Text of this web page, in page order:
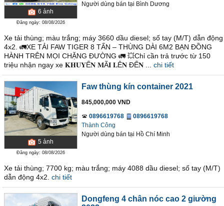
6 ảnh
Đăng ngày: 08/08/2026
Người dùng bán tại Bình Dương
Xe tải thùng; màu trắng; máy 3660 dầu diesel; số tay (M/T) dẫn động
4x2. 🚛XE TẢI FAW TIGER 8 TẤN – THÙNG DÀI 6M2 BẠN ĐỒNG
HÀNH TRÊN MỌI CHẶNG ĐƯỜNG 🚛 💥Chỉ cần trả trước từ 150
triệu nhận ngay xe 𝐊𝐇𝐔𝐘Ế𝐍 𝐌Ã𝐈 𝐋Ê𝐍 ĐẾ𝐍 ...
chi tiết
5 ảnh
Đăng ngày: 08/08/2026
Faw thùng kín container 2021
845,000,000 VND
0896619768
0896619768
Thành Công
Người dùng bán tại Hồ Chí Minh
Xe tải thùng; 7700 kg; màu trắng; máy 4088 dầu diesel; số tay (M/T)
dẫn động 4x2. chi tiết
Dongfeng 4 chân nóc cao 2 giường